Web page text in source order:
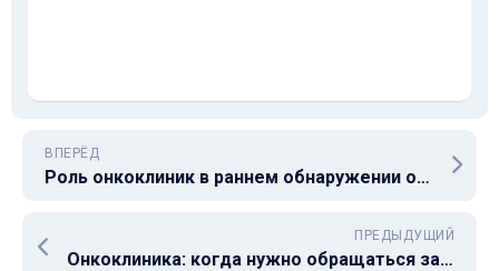
ВПЕРЁД
Роль онкоклиник в раннем обнаружении онкозаболеваний
ПРЕДЫДУЩИЙ
Онкоклиника: когда нужно обращаться за диагностикой?